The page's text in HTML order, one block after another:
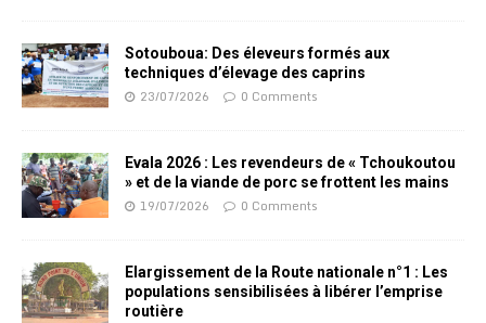
Sotouboua: Des éleveurs formés aux
techniques d’élevage des caprins
23/07/2026 0 Comments
Evala 2026 : Les revendeurs de « Tchoukoutou
» et de la viande de porc se frottent les mains
19/07/2026 0 Comments
Elargissement de la Route nationale n°1 : Les
populations sensibilisées à libérer l’emprise
routière